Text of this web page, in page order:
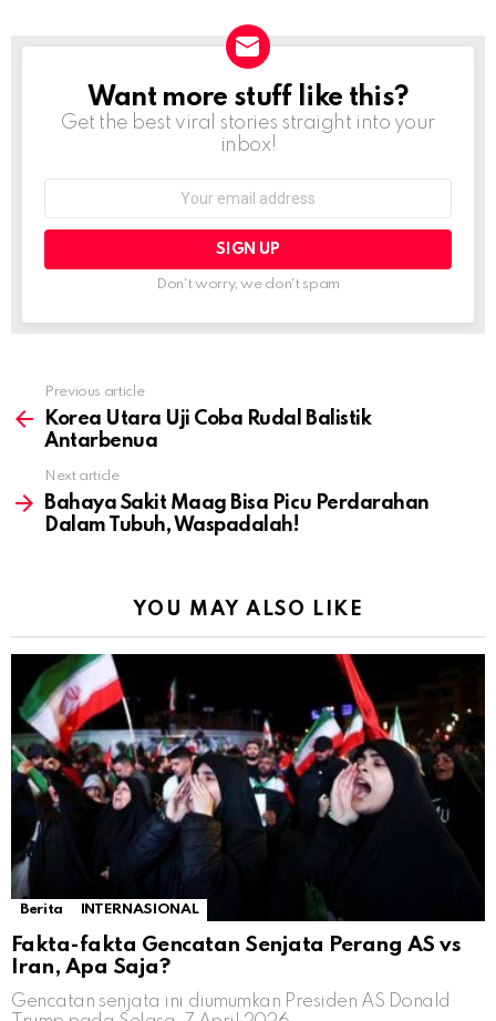
NEWSLETTER
Want more stuff like this?
Get the best viral stories straight into your
inbox!
Don't worry, we don't spam
more
Previous article
Korea Utara Uji Coba Rudal Balistik
Antarbenua
Next article
Bahaya Sakit Maag Bisa Picu Perdarahan
Dalam Tubuh, Waspadalah!
YOU MAY ALSO LIKE
Berita INTERNASIONAL
Fakta-fakta Gencatan Senjata Perang AS vs
Iran, Apa Saja?
Gencatan senjata ini diumumkan Presiden AS Donald